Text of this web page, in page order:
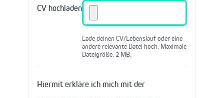
CV hochladen
Lade deinen CV/Lebenslauf oder eine
andere relevante Datei hoch. Maximale
Dateigröße: 2 MB.
Hiermit erkläre ich mich mit der